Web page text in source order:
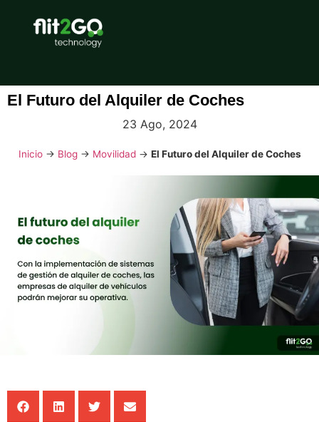
El Futuro del Alquiler de Coches
23 Ago, 2024
Inicio→ Blog→ Movilidad→ El Futuro del Alquiler de Coches